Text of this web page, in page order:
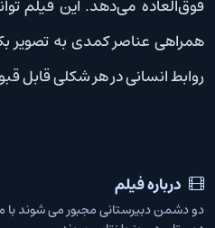
فوق‌العاده می‌دهد. این فیلم
همراهی عناصر کمدی به
روابط انسانی در هر شکلی قابل
درباره فیلم
دو دشمن دبیرستانی مجبور می شوند